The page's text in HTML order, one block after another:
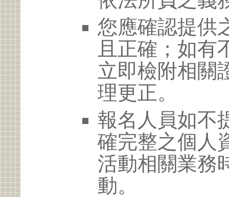
您應確認提供
且正確；如有
立即檢附相關
理更正。
報名人員如不
確完整之個人
活動相關業務
動。